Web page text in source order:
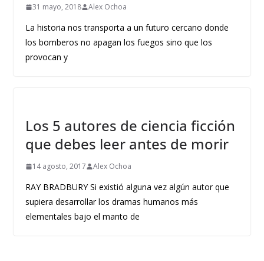
31 mayo, 2018 Alex Ochoa
La historia nos transporta a un futuro cercano donde
los bomberos no apagan los fuegos sino que los
provocan y
Los 5 autores de ciencia ficción
que debes leer antes de morir
14 agosto, 2017 Alex Ochoa
RAY BRADBURY Si existió alguna vez algún autor que
supiera desarrollar los dramas humanos más
elementales bajo el manto de